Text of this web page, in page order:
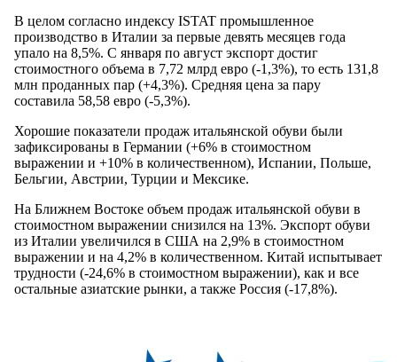
В целом согласно индексу ISTAT промышленное
производство в Италии за первые девять месяцев года
упало на 8,5%. С января по август экспорт достиг
стоимостного объема в 7,72 млрд евро (-1,3%), то есть 131,8
млн проданных пар (+4,3%). Средняя цена за пару
составила 58,58 евро (-5,3%).
Хорошие показатели продаж итальянской обуви были
зафиксированы в Германии (+6% в стоимостном
выражении и +10% в количественном), Испании, Польше,
Бельгии, Австрии, Турции и Мексике.
На Ближнем Востоке объем продаж итальянской обуви в
стоимостном выражении снизился на 13%. Экспорт обуви
из Италии увеличился в США на 2,9% в стоимостном
выражении и на 4,2% в количественном. Китай испытывает
трудности (-24,6% в стоимостном выражении), как и все
остальные азиатские рынки, а также Россия (-17,8%).